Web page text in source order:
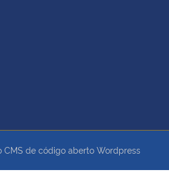
CMS de código aberto Wordpress